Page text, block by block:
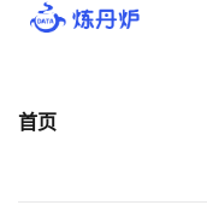
首页